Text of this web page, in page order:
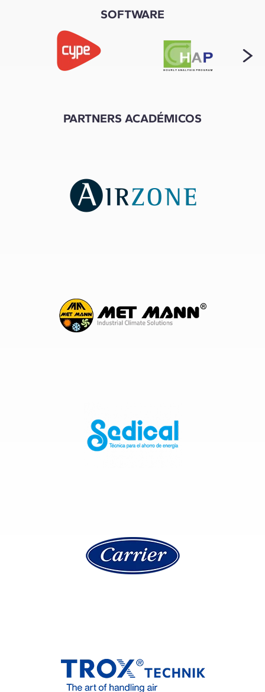
SOFTWARE
PARTNERS ACADÉMICOS